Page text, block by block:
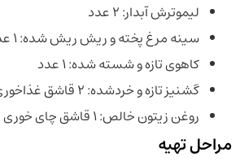
لیموترش آبدار: ۲ عدد
سینه مرغ پخته و ریش ریش شده: ۱ عدد
کاهوی تازه و شسته شده: ۱ عدد
گشنیز تازه و خردشده: ۲ قاشق غذاخوری
روغن زیتون خالص: ۱ قاشق چای خوری
مراحل تهیه